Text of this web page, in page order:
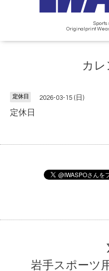
Sports
Originalprint
カレ
定休日 2026-03-15 (日)
定休日
岩手スポーツ